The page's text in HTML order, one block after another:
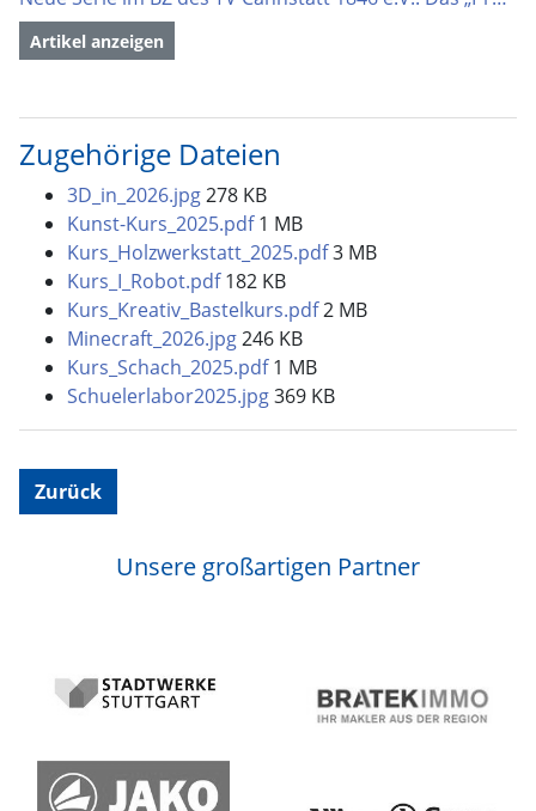
Artikel anzeigen
Zugehörige Dateien
3D_in_2026.jpg278 KB
Kunst-Kurs_2025.pdf1 MB
Kurs_Holzwerkstatt_2025.pdf3 MB
Kurs_I_Robot.pdf182 KB
Kurs_Kreativ_Bastelkurs.pdf2 MB
Minecraft_2026.jpg246 KB
Kurs_Schach_2025.pdf1 MB
Schuelerlabor2025.jpg369 KB
Zurück
Unsere großartigen Partner